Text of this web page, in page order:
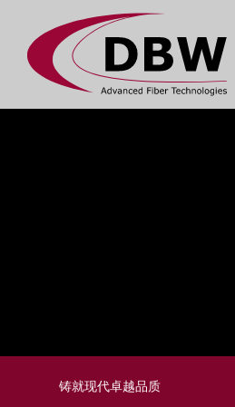
铸就现代卓越品质